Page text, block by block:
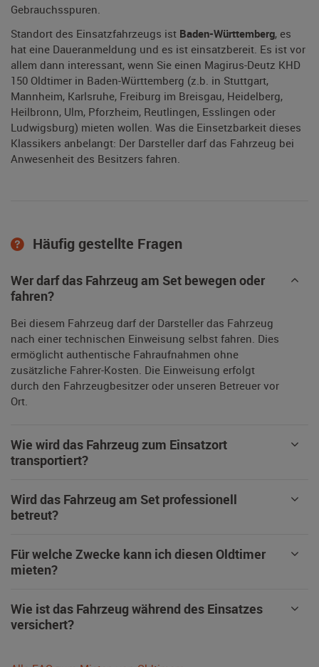
Gebrauchsspuren.
Standort des Einsatzfahrzeugs ist Baden-Württemberg, es
hat eine Daueranmeldung und es ist einsatzbereit. Es ist vor
allem dann interessant, wenn Sie einen Magirus-Deutz KHD
150 Oldtimer in Baden-Württemberg (z.b. in Stuttgart,
Mannheim, Karlsruhe, Freiburg im Breisgau, Heidelberg,
Heilbronn, Ulm, Pforzheim, Reutlingen, Esslingen oder
Ludwigsburg) mieten wollen. Was die Einsetzbarkeit dieses
Klassikers anbelangt: Der Darsteller darf das Fahrzeug bei
Anwesenheit des Besitzers fahren.
Häufig gestellte Fragen
Wer darf das Fahrzeug am Set bewegen oder
fahren?
Bei diesem Fahrzeug darf der Darsteller das Fahrzeug
nach einer technischen Einweisung selbst fahren. Dies
ermöglicht authentische Fahraufnahmen ohne
zusätzliche Fahrer-Kosten. Die Einweisung erfolgt
durch den Fahrzeugbesitzer oder unseren Betreuer vor
Ort.
Wie wird das Fahrzeug zum Einsatzort
transportiert?
Wird das Fahrzeug am Set professionell
betreut?
Für welche Zwecke kann ich diesen Oldtimer
mieten?
Wie ist das Fahrzeug während des Einsatzes
versichert?